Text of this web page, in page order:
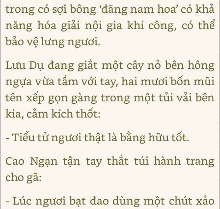
trong có sợi bông ‘đăng nam hoa’ có khả
năng hóa giải nội gia khí công, có thể
bảo vệ lưng ngươi.
Lưu Dụ đang giắt một cây nỏ bên hông
ngựa vừa tầm với tay, hai mươi bốn mũi
tên xếp gọn gàng trong một tủi vải bên
kia, cảm kích thốt:
- Tiểu tử ngươi thật là bằng hữu tốt.
Cao Ngạn tận tay thắt túi hành trang
cho gã:
- Lúc ngươi bạt đao dùng một chút xảo